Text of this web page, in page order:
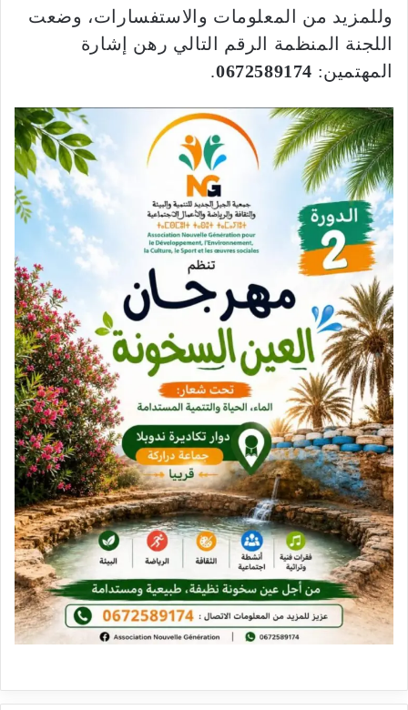
وللمزيد من المعلومات والاستفسارات، وضعت
اللجنة المنظمة الرقم التالي رهن إشارة
المهتمين: 0672589174
.